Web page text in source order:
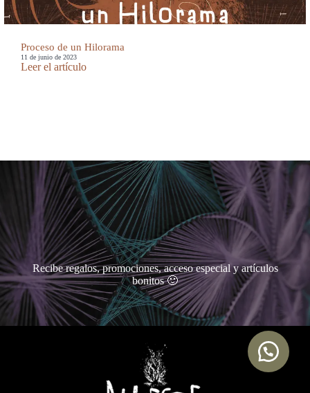
Proceso de un Hilorama
11 de junio de 2023
Leer el artículo
Recibe regalos, promociones, acceso especial y artículos
bonitos 🙂